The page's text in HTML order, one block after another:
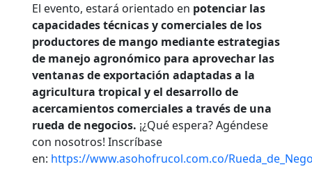
El evento, estará orientado en potenciar las
capacidades técnicas y comerciales de los
productores de mango mediante estrategias
de manejo agronómico para aprovechar las
ventanas de exportación adaptadas a la
agricultura tropical y el desarrollo de
acercamientos comerciales a través de una
rueda de negocios. ¡¿Qué espera? Agéndese
con nosotros! Inscríbase
en: https://www.asohofrucol.com.co/